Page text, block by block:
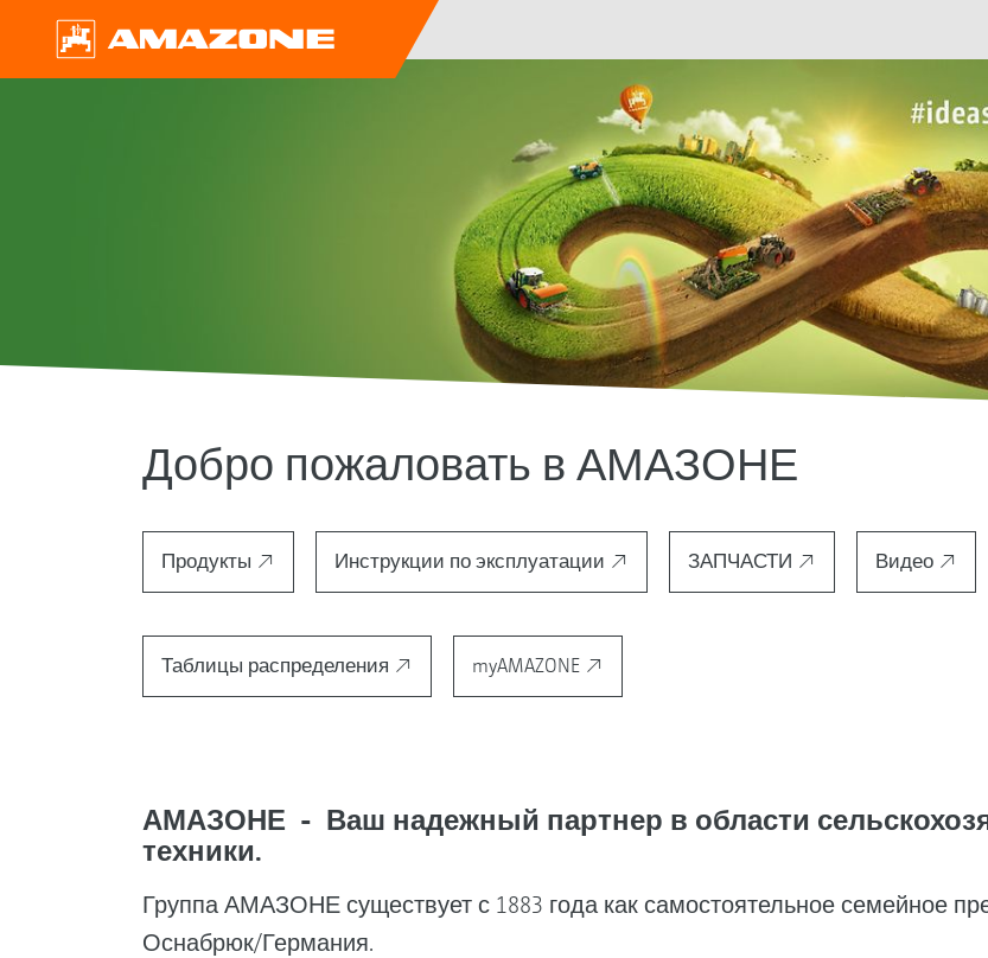
Добро пожаловать в АМАЗОНЕ
Продукты Инструкции по эксплуатации ЗАПЧАСТИ Видео
Таблицы распределения myAMAZONE
АМАЗОНЕ - Ваш надежный партнер в области
техники.
Группа АМАЗОНЕ существует с 1883 года как самостоятельное семейное
Оснабрюк/Германия.